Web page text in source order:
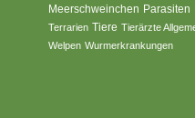
Meerschweinchen Parasiten
Terrarien Tiere Tierärzte
Welpen Wurmerkrankungen